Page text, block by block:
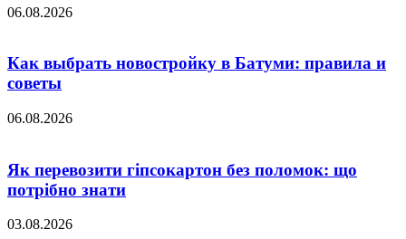
06.08.2026
Как выбрать новостройку в Батуми: правила и
советы
06.08.2026
Як перевозити гіпсокартон без поломок: що
потрібно знати
03.08.2026